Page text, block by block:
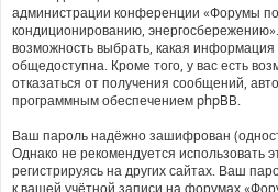
администрации конференции «Форумы
кондиционированию,
возможность выбрать, какая
общедоступна. Кроме того, у вас есть
отказаться от получения сообщений,
программным обеспечением phpBB.
Ваш пароль надёжно зашифрован
Однако не рекомендуется использовать
регистрируясь на других сайтах. Ваш
к вашей учётной записи на форумах